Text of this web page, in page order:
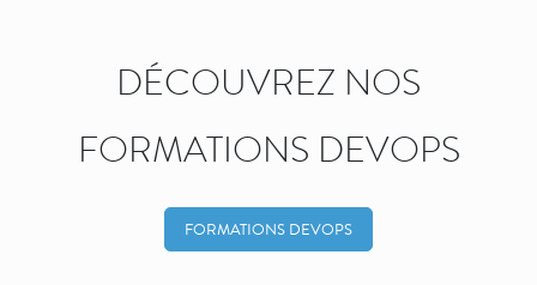
DÉCOUVREZ NOS
FORMATIONS DEVOPS
FORMATIONS DEVOPS